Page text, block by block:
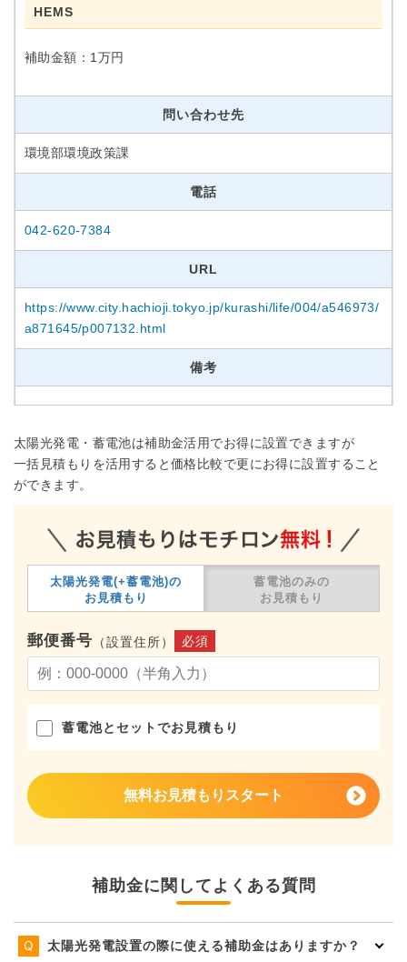
HEMS
補助金額：1万円
問い合わせ先
環境部環境政策課
電話
042-620-7384
URL
https://www.city.hachioji.tokyo.jp/kurashi/life/004/a546973/
a871645/p007132.html
備考
太陽光発電・蓄電池は補助金活用でお得に設置できますが
一括見積もりを活用すると価格比較で更にお得に設置すること
ができます。
太陽光発電(+蓄電池)の
お見積もり
蓄電池のみの
お見積もり
郵便番号 （設置住所） 必須
蓄電池とセットでお見積もり
無料お見積もりスタート
補助金に関してよくある質問
太陽光発電設置の際に使える補助金はありますか？